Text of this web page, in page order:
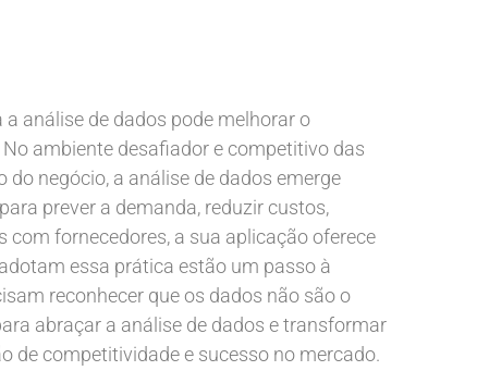
análise de dados pode melhorar o
ambiente desafiador e competitivo das
negócio, a análise de dados emerge
prever a demanda, reduzir custos,
fornecedores, a sua aplicação oferece
essa prática estão um passo à
reconhecer que os dados não são o
abraçar a análise de dados e transformar
de competitividade e sucesso no mercado.